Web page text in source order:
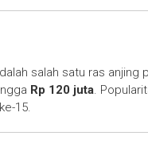
salah satu ras anjing
Rp 120 juta.
15.